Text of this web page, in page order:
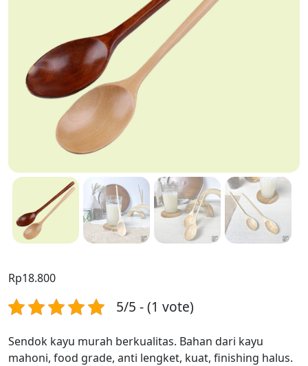
Rp18.800
5/5 - (1 vote)
Sendok kayu murah berkualitas. Bahan dari kayu
mahoni, food grade, anti lengket, kuat, finishing halus.